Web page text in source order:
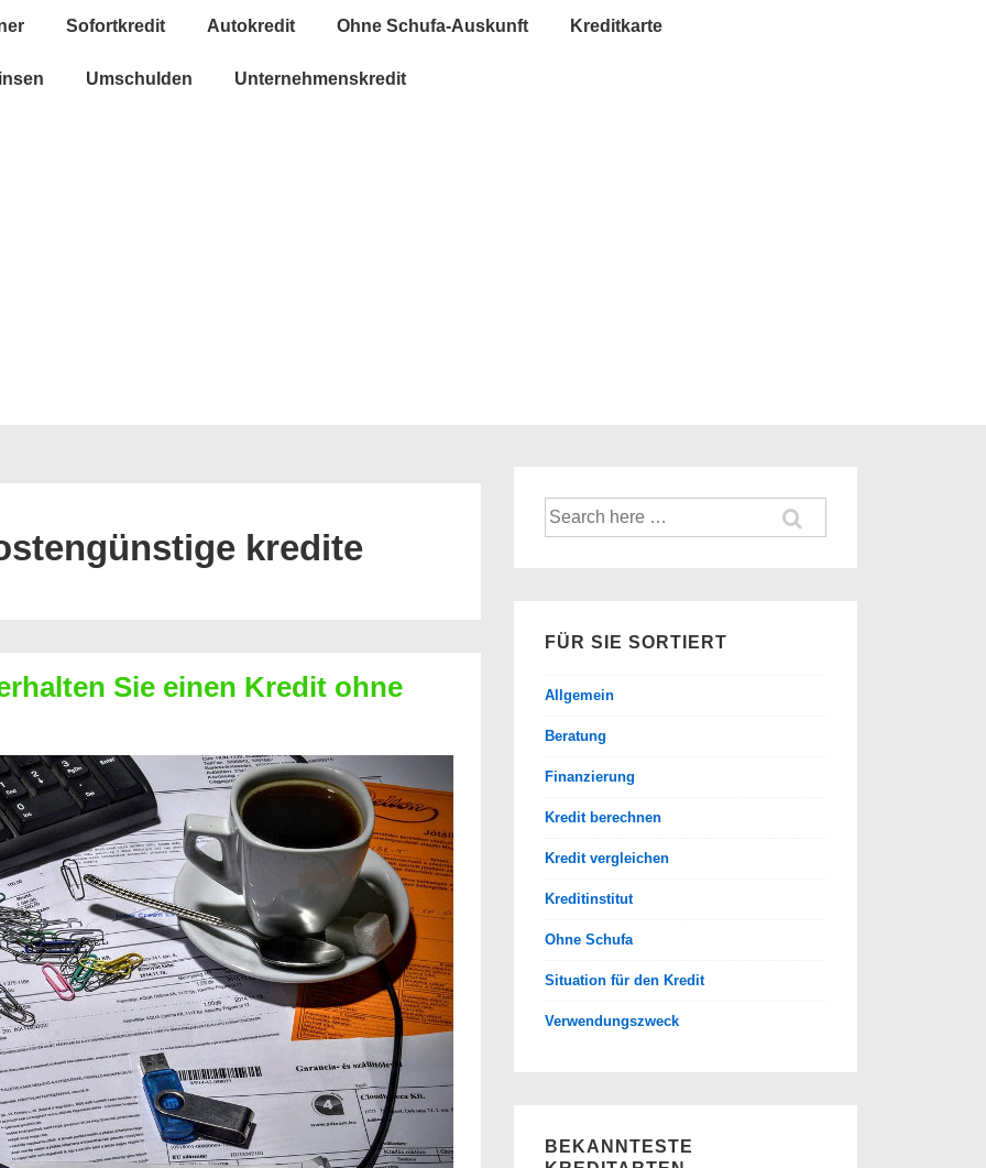
Sofortkredit Autokredit Ohne Schufa-Auskunft Kreditkarte
Umschulden Unternehmenskredit
kredite
Sie einen Kredit ohne
Suche
nach:
FÜR SIE SORTIERT
Allgemein
Beratung
Finanzierung
Kredit berechnen
Kredit vergleichen
Kreditinstitut
Ohne Schufa
Situation für den Kredit
Verwendungszweck
BEKANNTESTE